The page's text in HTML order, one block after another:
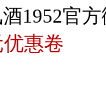
1952官
优惠卷